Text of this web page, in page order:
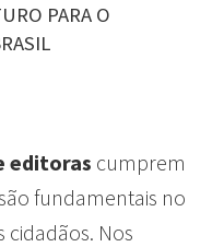
PARA O
editoras cumprem
fundamentais no
Nos